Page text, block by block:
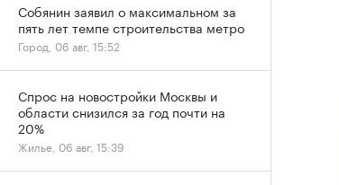
Собянин заявил о максимальном за
пять лет темпе строительства метро
Город, 06 авг, 15:52
Спрос на новостройки Москвы и
области снизился за год почти на
20%
Жилье, 06 авг, 15:39